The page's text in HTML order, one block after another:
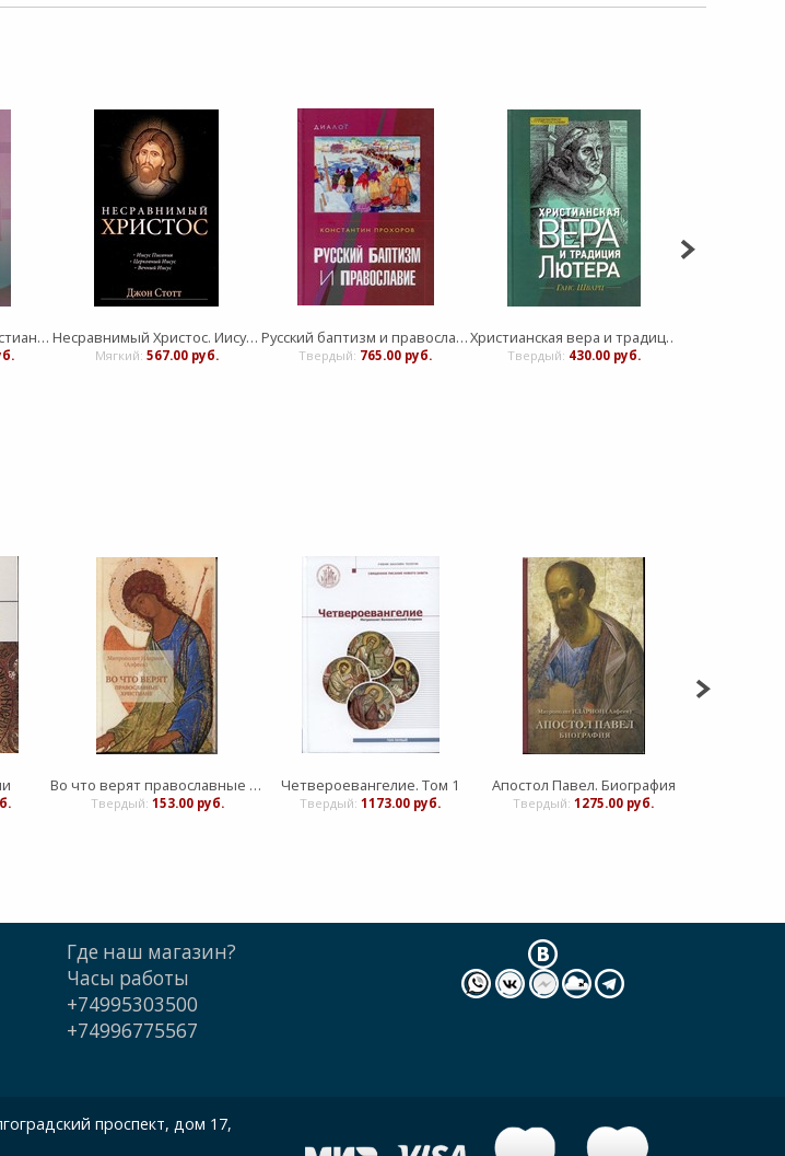
Пришествие Бога. Христианская эсхатология Несравнимый Христос. Иисус Писания, Церковный Иисус, Вечный Иисус
Мягкий: 567.00 руб.
Русский баптизм и православие
Твердый: 765.00 руб.
Христианская вера и традиция Лютера
Твердый: 430.00 руб.
Во что верят православные христиане
Твердый: 153.00 руб.
Четвероевангелие. Том 1
Твердый: 1173.00 руб.
Апостол Павел. Биография
Твердый: 1275.00 руб.
Где наш магазин?
Часы работы
+74995303500
+74996775567
проспект, дом 17,